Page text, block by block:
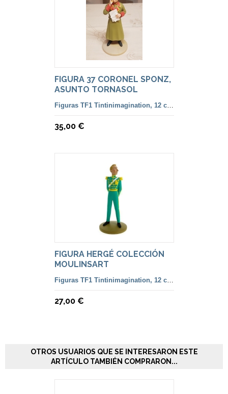
FIGURA 37 CORONEL SPONZ,
ASUNTO TORNASOL
Figuras TF1 Tintinimagination, 12 cm. color y francesa
35,00 €
FIGURA HERGÉ COLECCIÓN
MOULINSART
Figuras TF1 Tintinimagination, 12 cm. color y francesa
27,00 €
OTROS USUARIOS QUE SE INTERESARON ESTE
ARTÍCULO TAMBIÉN COMPRARON...